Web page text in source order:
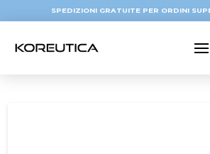
SPEDIZIONI GRATUITE PER ORDINI